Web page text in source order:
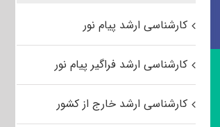
کارشناسی ارشد پیام نور
کارشناسی ارشد فراگیر پیام نور
کارشناسی ارشد خارج از کشور